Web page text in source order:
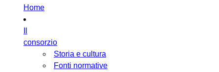
Home
consorzio
Storia e cultura
Fonti normative